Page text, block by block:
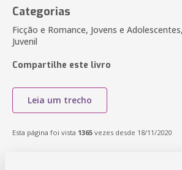
Categorias
Ficção e Romance, Jovens e
Juvenil
Compartilhe este livro
Leia um trecho
Esta página foi vista 1365 vezes desde 18/11/2020